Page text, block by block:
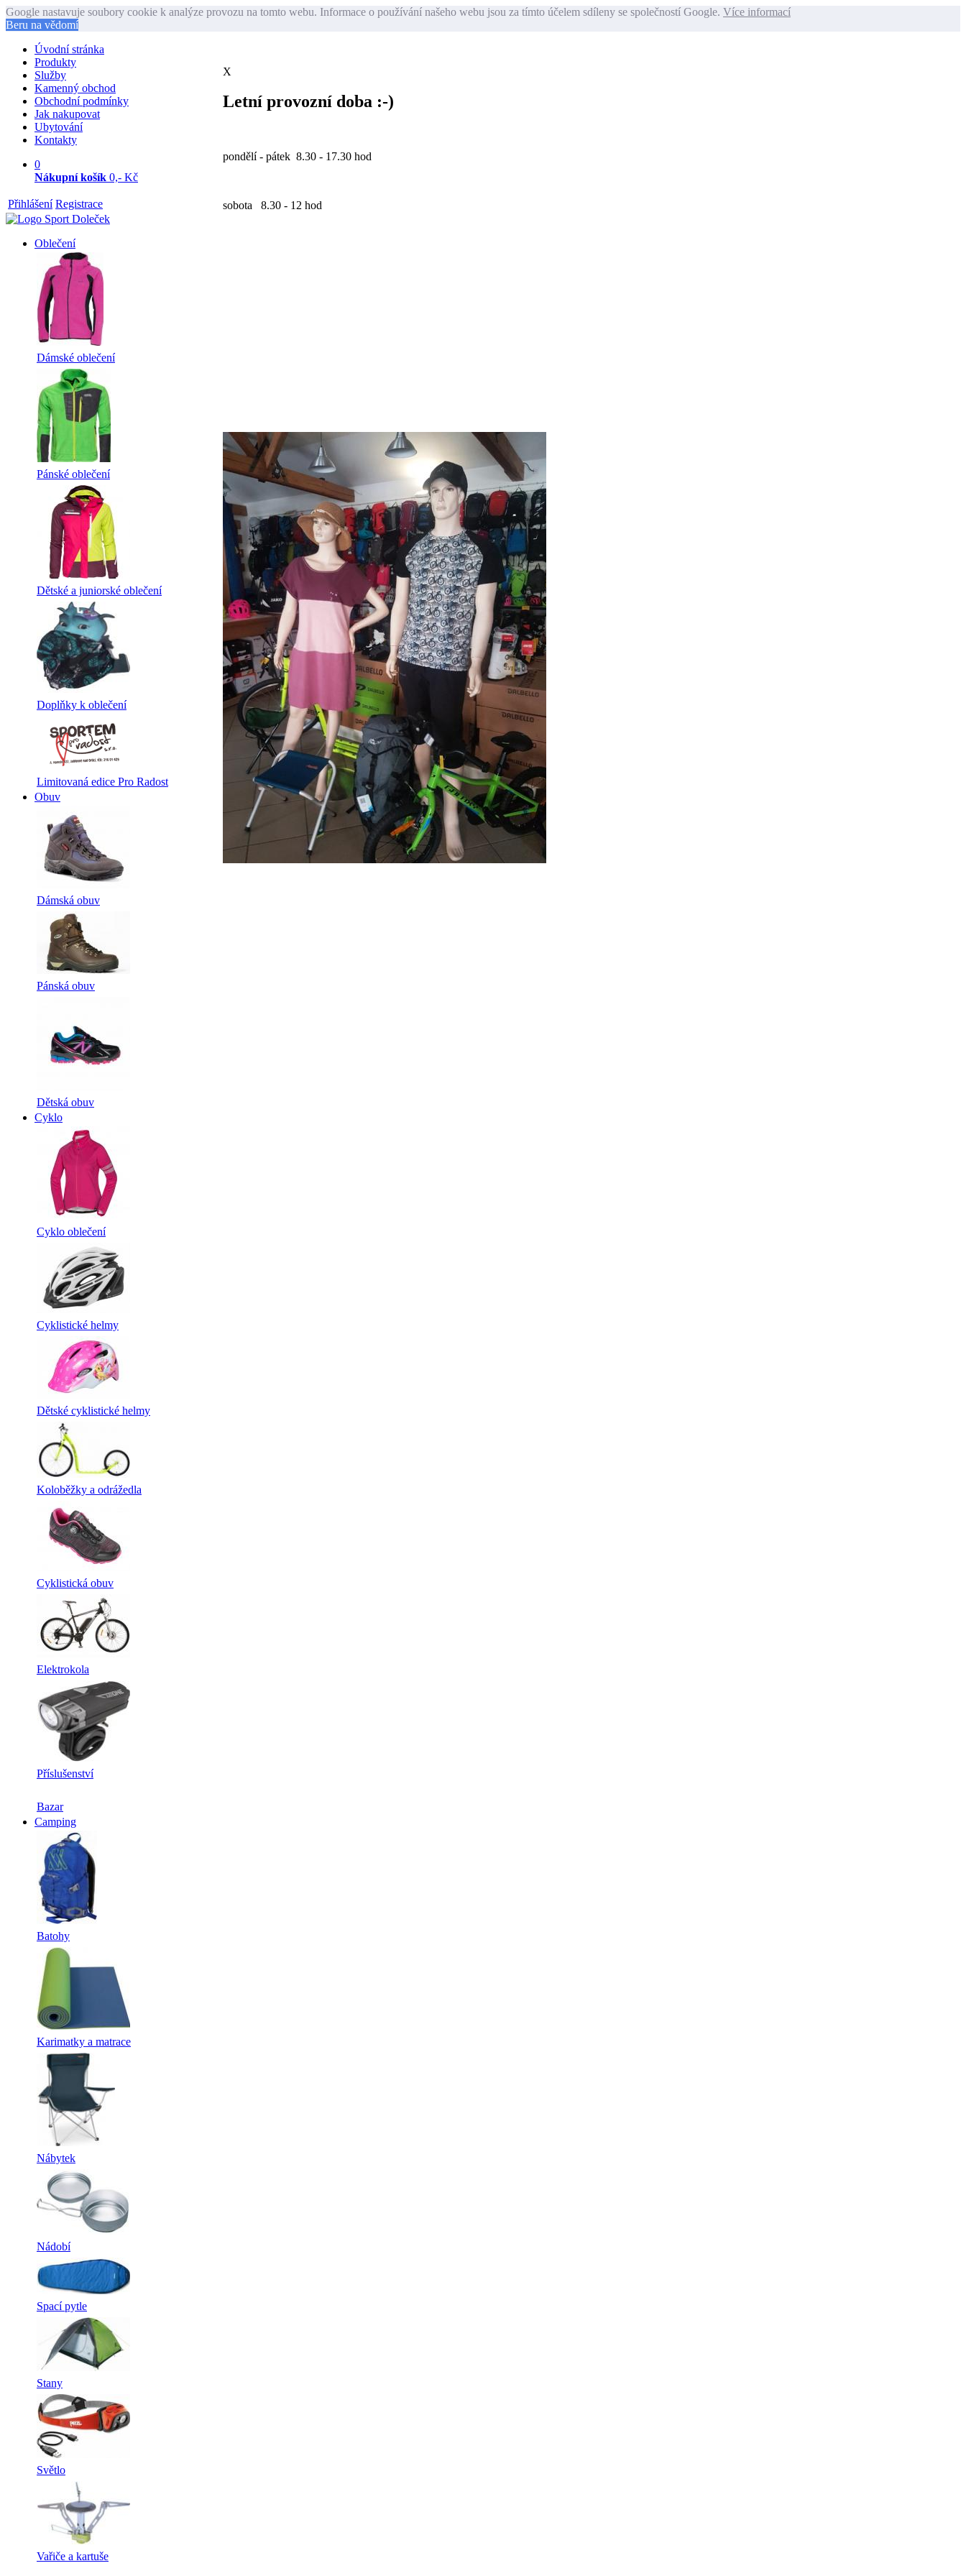
Google nastavuje soubory cookie k analýze provozu na tomto webu. Informace o používání našeho webu jsou za tímto účelem sdíleny se společností Google. Více informací
Beru na vědomí
X
Letní provozní doba :-)
pondělí - pátek 8.30 - 17.30 hod
sobota 8.30 - 12 hod
Úvodní stránka
Produkty
Služby
Kamenný obchod
Obchodní podmínky
Jak nakupovat
Ubytování
Kontakty
0
Nákupní košík 0,- Kč
Přihlášení Registrace
Oblečení
Dámské oblečení
Pánské oblečení
Dětské a juniorské oblečení
Doplňky k oblečení
Limitovaná edice Pro Radost
Obuv
Dámská obuv
Pánská obuv
Dětská obuv
Cyklo
Cyklo oblečení
Cyklistické helmy
Dětské cyklistické helmy
Koloběžky a odrážedla
Cyklistická obuv
Elektrokola
Příslušenství
Bazar
Camping
Batohy
Karimatky a matrace
Nábytek
Nádobí
Spací pytle
Stany
Světlo
Vařiče a kartuše